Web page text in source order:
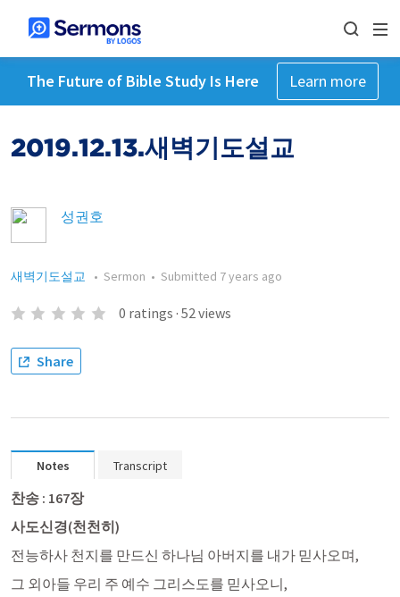
The Future of Bible Study Is Here Learn more
2019.12.13.새벽기도설교
성권호
새벽기도설교 • Sermon • Submitted 7 years ago
0 ratings · 52views
Share
Notes Transcript
찬송 : 167장
사도신경(천천히)
전능하사 천지를 만드신 하나님 아버지를 내가 믿사오며,
그 외아들 우리 주 예수 그리스도를 믿사오니,